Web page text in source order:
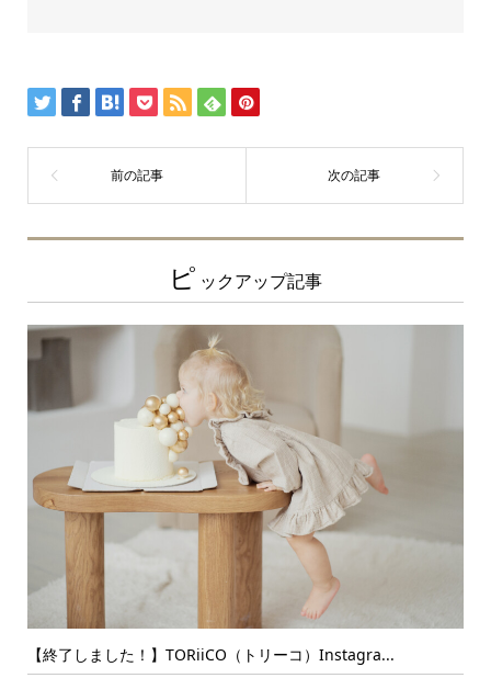
ピ ックアップ記事
【終了しました！】TORiiCO（トリーコ）Instagra...